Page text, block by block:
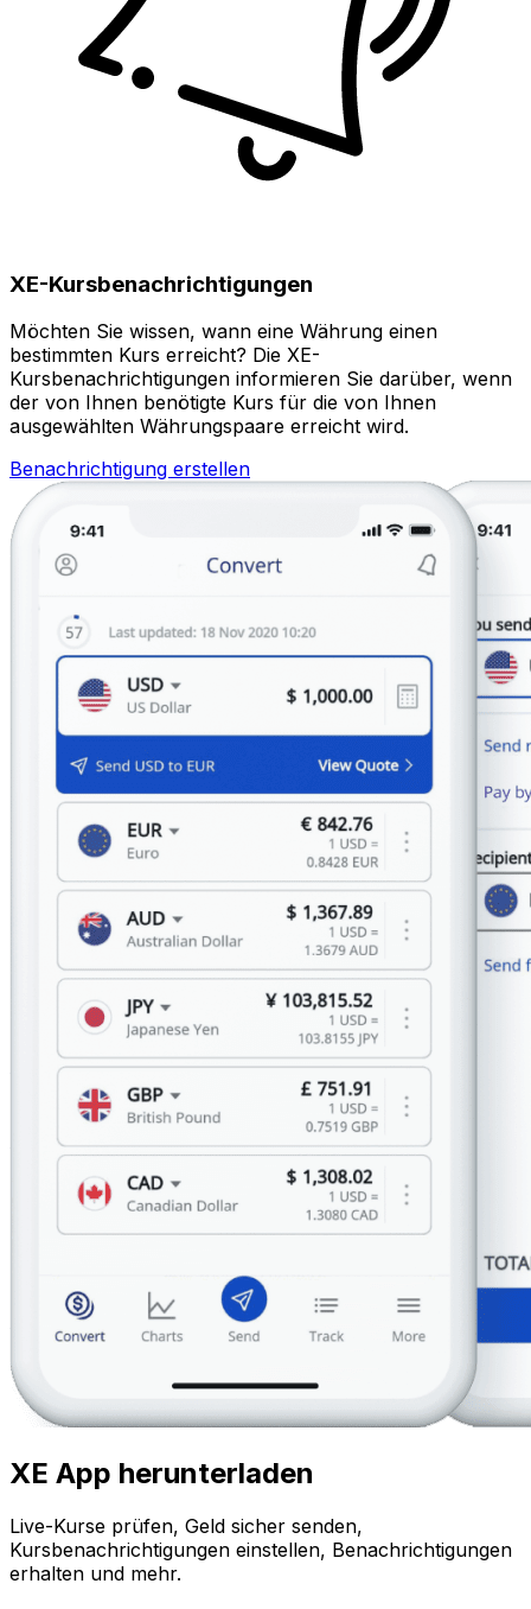
XE-Kursbenachrichtigungen
Möchten Sie wissen, wann eine Währung einen
bestimmten Kurs erreicht? Die XE-
Kursbenachrichtigungen informieren Sie darüber, wenn
der von Ihnen benötigte Kurs für die von Ihnen
ausgewählten Währungspaare erreicht wird.
Benachrichtigung erstellen
XE App herunterladen
Live-Kurse prüfen, Geld sicher senden,
Kursbenachrichtigungen einstellen, Benachrichtigungen
erhalten und mehr.